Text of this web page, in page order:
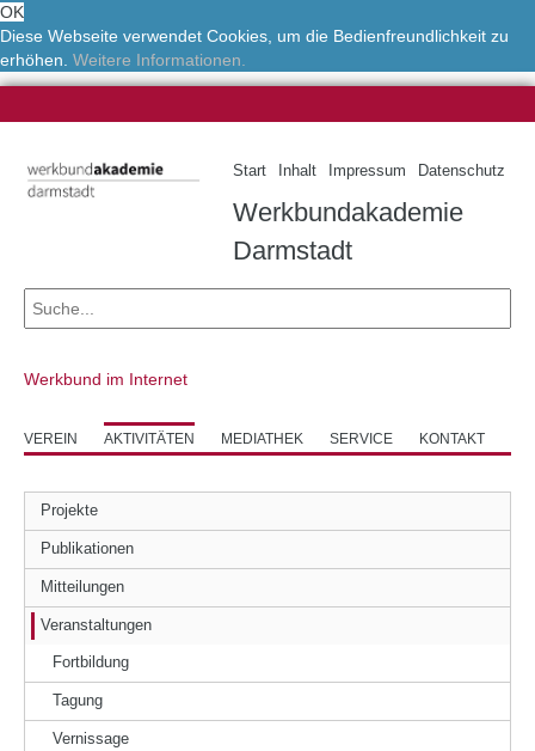
OK
Diese Webseite verwendet Cookies, um die Bedienfreundlichkeit zu
erhöhen. Weitere Informationen.
Start Inhalt Impressum Datenschutz
Werkbundakademie
Darmstadt
Werkbund im Internet
VEREIN AKTIVITÄTEN MEDIATHEK SERVICE KONTAKT
Projekte
Publikationen
Mitteilungen
Veranstaltungen
Fortbildung
Tagung
Vernissage